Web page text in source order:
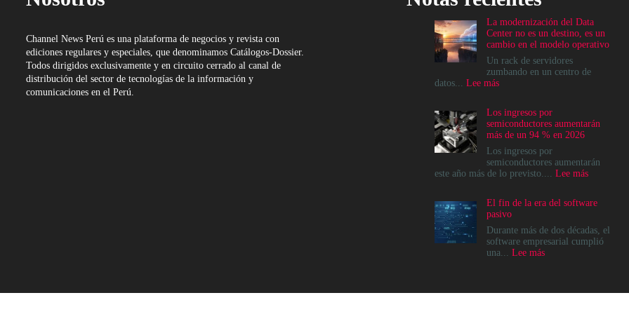
Channel News Perú es una plataforma de negocios y revista con
ediciones regulares y especiales, que denominamos Catálogos-Dossier.
Todos dirigidos exclusivamente y en circuito cerrado al canal de
distribución del sector de tecnologías de la información y
comunicaciones en el Perú.
La modernización del Data
Center no es un destino, es un
cambio en el modelo operativo
Un rack de servidores
zumbando en un centro de
datos... Lee más:
del
Data
Center
no
es
un
un
cambio
en
el
modelo
Los ingresos por
semiconductores aumentarán
más de un 94 % en 2026
Los ingresos por
semiconductores aumentarán
este año más de lo previsto.... Lee más:
por
aumentarán
más
en
El fin de la era del software
pasivo
Durante más de dos décadas, el
software empresarial cumplió
una... Lee más: